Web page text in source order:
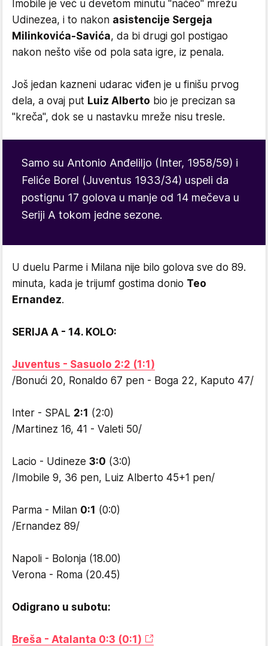
Imobile je već u devetom minutu "načeo" mrežu
Udinezea, i to nakon asistencije Sergeja
Milinkovića-Savića, da bi drugi gol postigao
nakon nešto više od pola sata igre, iz penala.
Još jedan kazneni udarac viđen je u finišu prvog
dela, a ovaj put Luiz Alberto bio je precizan sa
"kreča", dok se u nastavku mreže nisu tresle.
Samo su Antonio Anđeliljo (Inter, 1958/59) i
Feliće Borel (Juventus 1933/34) uspeli da
postignu 17 golova u manje od 14 mečeva u
Seriji A tokom jedne sezone.
U duelu Parme i Milana nije bilo golova sve do 89.
minuta, kada je trijumf gostima donio Teo
Ernandez.
SERIJA A - 14. KOLO:
Juventus - Sasuolo 2:2 (1:1)
/Bonući 20, Ronaldo 67 pen - Boga 22, Kaputo 47/
Inter - SPAL 2:1 (2:0)
/Martinez 16, 41 - Valeti 50/
Lacio - Udineze 3:0 (3:0)
/Imobile 9, 36 pen, Luiz Alberto 45+1 pen/
Parma - Milan 0:1 (0:0)
/Ernandez 89/
Napoli - Bolonja (18.00)
Verona - Roma (20.45)
Odigrano u subotu:
Breša - Atalanta 0:3 (0:1)